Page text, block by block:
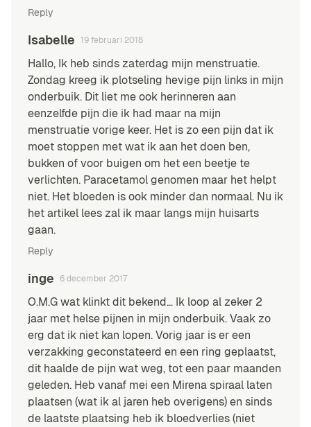
Reply
Isabelle 19 februari 2018
Hallo, Ik heb sinds zaterdag mijn menstruatie.
Zondag kreeg ik plotseling hevige pijn links in mijn
onderbuik. Dit liet me ook herinneren aan
eenzelfde pijn die ik had maar na mijn
menstruatie vorige keer. Het is zo een pijn dat ik
moet stoppen met wat ik aan het doen ben,
bukken of voor buigen om het een beetje te
verlichten. Paracetamol genomen maar het helpt
niet. Het bloeden is ook minder dan normaal. Nu ik
het artikel lees zal ik maar langs mijn huisarts
gaan.
Reply
inge 6 december 2017
O.M.G wat klinkt dit bekend… Ik loop al zeker 2
jaar met helse pijnen in mijn onderbuik. Vaak zo
erg dat ik niet kan lopen. Vorig jaar is er een
verzakking geconstateerd en een ring geplaatst,
dit haalde de pijn wat weg, tot een paar maanden
geleden. Heb vanaf mei een Mirena spiraal laten
plaatsen (wat ik al jaren heb overigens) en sinds
de laatste plaatsing heb ik bloedverlies (niet